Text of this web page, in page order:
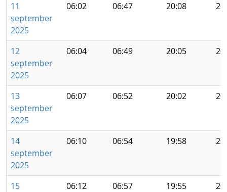
11
september
2025
06:02 06:47 20:08
12
september
2025
06:04 06:49 20:05
13
september
2025
06:07 06:52 20:02
14
september
2025
06:10 06:54 19:58
15
06:12 06:57 19:55